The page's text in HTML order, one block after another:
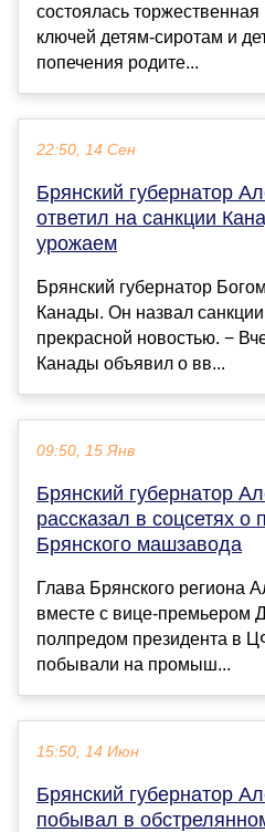
состоялась
ключей детям-сиротам и
попечения родите...
22:50, 14 Сен
Брянский губернатор
ответил на санкции
урожаем
Брянский губернатор
Канады. Он назвал
прекрасной новостью. −
Канады объявил о вв...
09:50, 15 Янв
Брянский губернатор
рассказал в соцсетях о
Брянского машзавода
Глава Брянского региона
вместе с вице-премьером
полпредом президента в
побывали на промыш...
15:50, 14 Июн
Брянский губернатор
побывал в